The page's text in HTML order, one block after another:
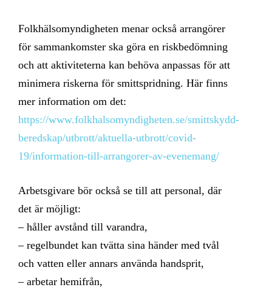
Folkhälsomyndigheten menar också arrangörer
för sammankomster ska göra en riskbedömning
och att aktiviteterna kan behöva anpassas för att
minimera riskerna för smittspridning. Här finns
mer information om det:
https://www.folkhalsomyndigheten.se/smittskydd-
beredskap/utbrott/aktuella-utbrott/covid-
19/information-till-arrangorer-av-evenemang/
Arbetsgivare bör också se till att personal, där
det är möjligt:
– håller avstånd till varandra,
– regelbundet kan tvätta sina händer med tvål
och vatten eller annars använda handsprit,
– arbetar hemifrån,